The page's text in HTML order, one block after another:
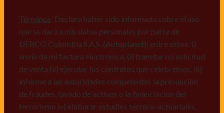
Términos: Declaro haber sido informado sobre el uso
que se dará a mis datos personales por parte de
DERCO Colombia S.A.S. (Autoplanet); entre estos: i)
envío de mi factura electrónica, (i) tramitar mi solicitud
de venta (ii) ejecutar los contratos que celebremos, iii)
informe a las autoridades competentes la presunción
de fraudes, lavado de activos o la financiación del
terrorismo iv) elaborar estudios técnico-actuariales,